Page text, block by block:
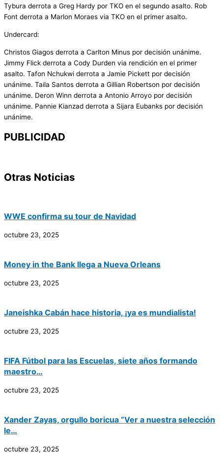
Tybura derrota a Greg Hardy por TKO en el segundo asalto. Rob
Font derrota a Marlon Moraes via TKO en el primer asalto.
Undercard:
Christos Giagos derrota a Carlton Minus por decisión unánime.
Jimmy Flick derrota a Cody Durden via rendición en el primer
asalto. Tafon Nchukwi derrota a Jamie Pickett por decisión
unánime. Taila Santos derrota a Gillian Robertson por decisión
unánime. Deron Winn derrota a Antonio Arroyo por decisión
unánime. Pannie Kianzad derrota a Sijara Eubanks por decisión
unánime.
PUBLICIDAD
Otras Noticias
WWE confirma su tour de Navidad
octubre 23, 2025
Money in the Bank llega a Nueva Orleans
octubre 23, 2025
Janeishka Cabán hace historia, ¡ya es mundialista!
octubre 23, 2025
FIFA Fútbol para las Escuelas, siete años formando
maestro…
octubre 23, 2025
Xander Zayas, orgullo boricua “Ver a nuestra selección
le…
octubre 23, 2025